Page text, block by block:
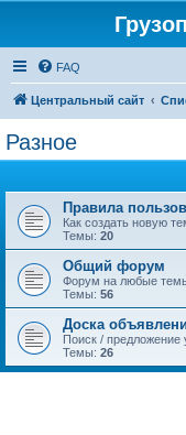
FAQ
Центральный сайт
Разное
Правила
Как создать новую
Темы: 20
Общий форум
Форум на любые
Темы: 56
Доска
Поиск / предложение
Темы: 26